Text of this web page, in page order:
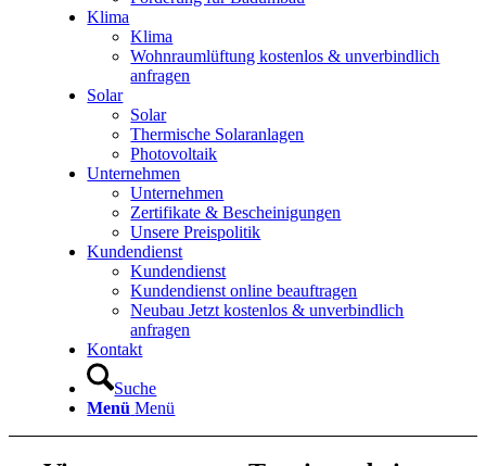
Klima
Klima
Wohnraumlüftung kostenlos & unverbindlich
anfragen
Solar
Solar
Thermische Solaranlagen
Photovoltaik
Unternehmen
Unternehmen
Zertifikate & Bescheinigungen
Unsere Preispolitik
Kundendienst
Kundendienst
Kundendienst online beauftragen
Neubau Jetzt kostenlos & unverbindlich
anfragen
Kontakt
Suche
Menü Menü